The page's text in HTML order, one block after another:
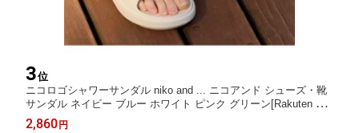
3位
ニコロゴシャワーサンダル niko and ... ニコアンド シューズ・靴
サンダル ネイビー ブルー ホワイト ピンク グリーン[Rakuten Fas
hion]
2,860 円